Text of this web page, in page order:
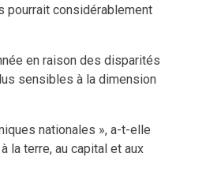
pourrait considérablement
en raison des disparités
sensibles à la dimension
nationales », a-t-elle
la terre, au capital et aux